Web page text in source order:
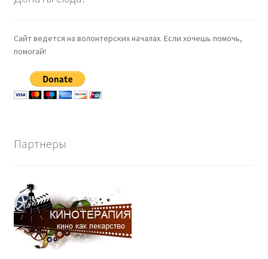
Сайт ведется на волонтерских началах. Если хочешь помочь,
помогай!
Партнеры